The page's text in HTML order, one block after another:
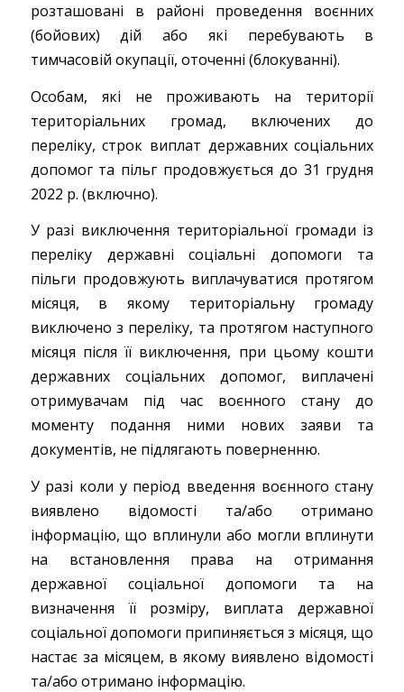
розташовані в районі проведення воєнних
(бойових) дій або які перебувають в
тимчасовій окупації, оточенні (блокуванні).
Особам, які не проживають на території
територіальних громад, включених до
переліку, строк виплат державних соціальних
допомог та пільг продовжується до 31 грудня
2022 р. (включно).
У разі виключення територіальної громади із
переліку державні соціальні допомоги та
пільги продовжують виплачуватися протягом
місяця, в якому територіальну громаду
виключено з переліку, та протягом наступного
місяця після її виключення, при цьому кошти
державних соціальних допомог, виплачені
отримувачам під час воєнного стану до
моменту подання ними нових заяви та
документів, не підлягають поверненню.
У разі коли у період введення воєнного стану
виявлено відомості та/або отримано
інформацію, що вплинули або могли вплинути
на встановлення права на отримання
державної соціальної допомоги та на
визначення її розміру, виплата державної
соціальної допомоги припиняється з місяця, що
настає за місяцем, в якому виявлено відомості
та/або отримано інформацію.